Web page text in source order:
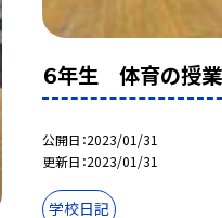
６年生 体育の授業
公開日 2023/01/31
更新日 2023/01/31
学校日記